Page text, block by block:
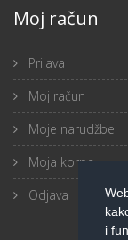
Moj račun
Prijava
Moj račun
Moje narudžbe
Moja korpa
Odjava
i